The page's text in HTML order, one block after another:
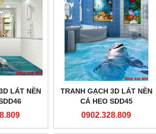
LÁT NỀN
TRANH GẠCH 3D LÁT NỀN
CÁ HEO SDD45
0902.328.809